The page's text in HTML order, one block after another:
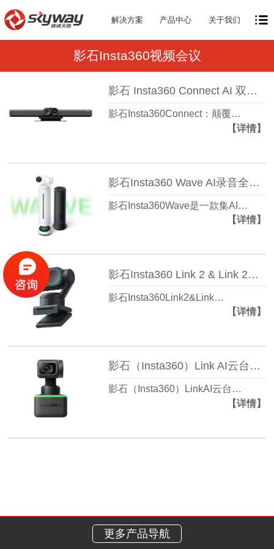
解决方案 产品中心 关于我们
影石Insta360视频会议
影石 Insta360 Connect AI 双摄视频会议一体机
影石Insta360Connect：颠覆…
【详情】
影石Insta360 Wave AI录音全向麦克风
影石Insta360Wave是一款集AI…
【详情】
影石Insta360 Link 2 & Link 2C AI智能4K会议、直播摄像头
影石Insta360Link2&Link…
【详情】
影石（Insta360）Link AI云台摄像头
影石（Insta360）LinkAI云台…
【详情】
更多产品导航